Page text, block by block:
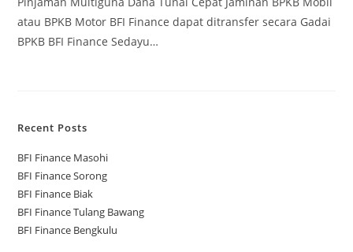
atau BPKB Motor BFI Finance dapat ditransfer secara Gadai
BPKB BFI Finance Sedayu…
Recent Posts
BFI Finance Masohi
BFI Finance Sorong
BFI Finance Biak
BFI Finance Tulang Bawang
BFI Finance Bengkulu